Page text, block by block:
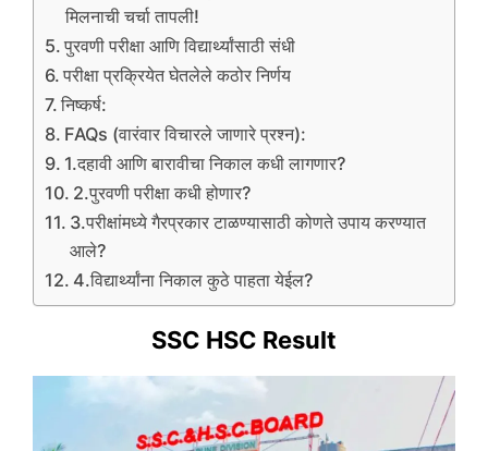
मिलनाची चर्चा तापली!
पुरवणी परीक्षा आणि विद्यार्थ्यांसाठी संधी
परीक्षा प्रक्रियेत घेतलेले कठोर निर्णय
निष्कर्ष:
FAQs (वारंवार विचारले जाणारे प्रश्न):
1.दहावी आणि बारावीचा निकाल कधी लागणार?
2.पुरवणी परीक्षा कधी होणार?
3.परीक्षांमध्ये गैरप्रकार टाळण्यासाठी कोणते उपाय करण्यात
आले?
4.विद्यार्थ्यांना निकाल कुठे पाहता येईल?
SSC HSC Result